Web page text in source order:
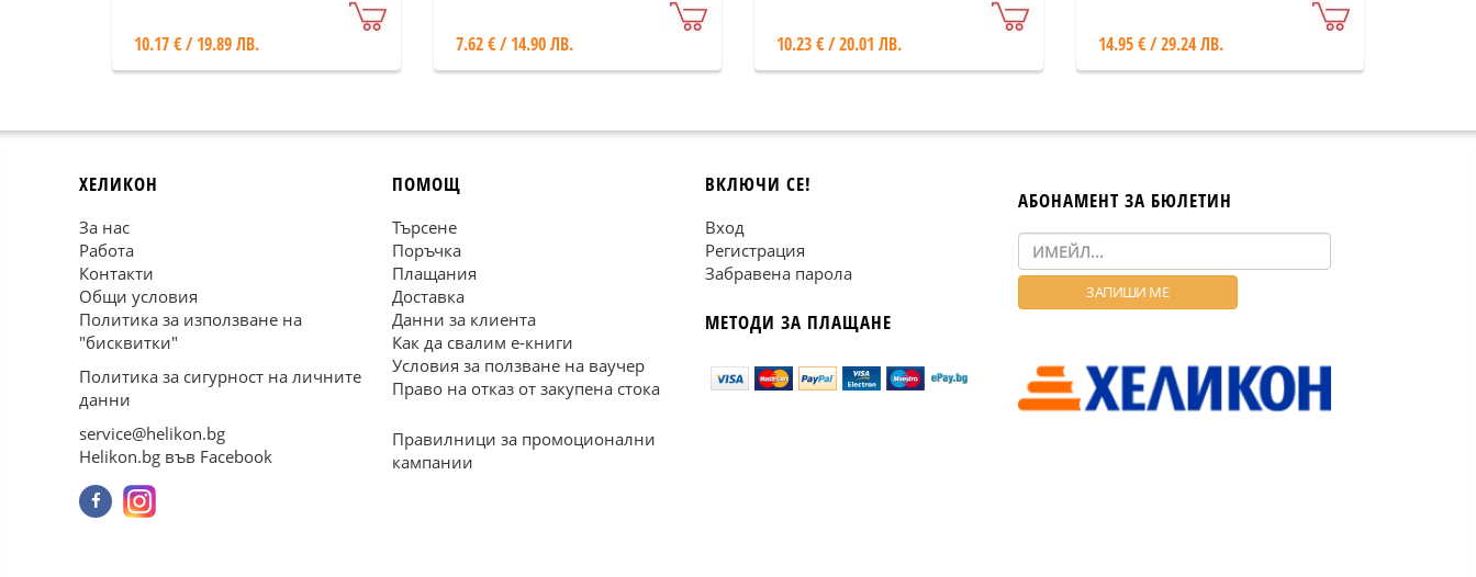
10.17 € / 19.89 ЛВ. 7.62 € / 14.90 ЛВ. 10.23 € / 20.01 ЛВ. 14.95 € / 29.24 ЛВ.
ХЕЛИКОН
За нас
Работа
Контакти
Общи условия
Политика за използване на
"бисквитки"
Политика за сигурност на личните
данни
service@helikon.bg
Helikon.bg във Facebook
ПОМОЩ
Търсене
Поръчка
Плащания
Доставка
Данни за клиента
Как да свалим е-книги
Условия за ползване на ваучер
Право на отказ от закупена стока
Правилници за промоционални
кампании
ВКЛЮЧИ СЕ!
Вход
Регистрация
Забравена парола
МЕТОДИ ЗА ПЛАЩАНЕ
АБОНАМЕНТ ЗА БЮЛЕТИН